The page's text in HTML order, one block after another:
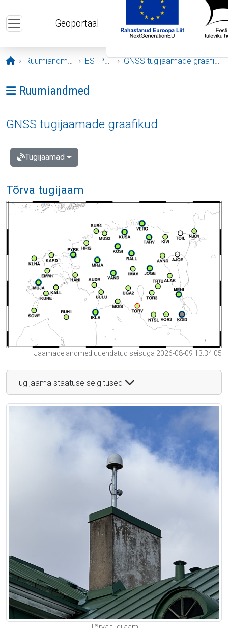
Geoportaal
Avaleht
Ruumiandmed ESTPOS GNSS tugijaamade graafikud
Ava menüü: Ruumiandmed
Ruumiandmed
GNSS tugijaamade graafikud
Tugijaamad
Tõrva tugijaam
Jaamade andmed uuendatud seisuga 2026-08-09 13:34:05
Tugijaama staatuse selgitused